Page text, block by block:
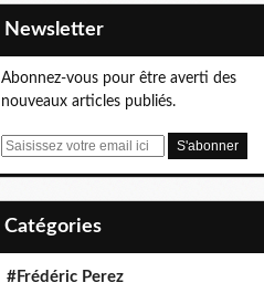
Newsletter
Abonnez-vous pour être averti des
nouveaux articles publiés.
E
Catégories
#Frédéric Perez